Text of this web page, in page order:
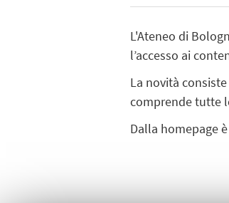
L'Ateneo di
l’accesso ai
La novità
comprende tutte
Dalla homepage